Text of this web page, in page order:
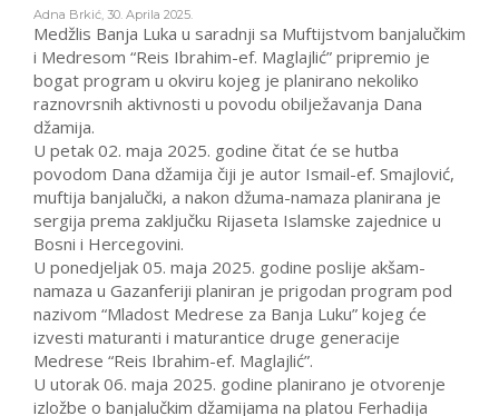
Adna Brkić 30. Aprila 2025.
Medžlis Banja Luka u saradnji sa Muftijstvom banjalučkim
i Medresom “Reis Ibrahim-ef. Maglajlić” pripremio je
bogat program u okviru kojeg je planirano nekoliko
raznovrsnih aktivnosti u povodu obilježavanja Dana
džamija.
U petak 02. maja 2025. godine čitat će se hutba
povodom Dana džamija čiji je autor Ismail-ef. Smajlović,
muftija banjalučki, a nakon džuma-namaza planirana je
sergija prema zaključku Rijaseta Islamske zajednice u
Bosni i Hercegovini.
U ponedjeljak 05. maja 2025. godine poslije akšam-
namaza u Gazanferiji planiran je prigodan program pod
nazivom “Mladost Medrese za Banja Luku” kojeg će
izvesti maturanti i maturantice druge generacije
Medrese “Reis Ibrahim-ef. Maglajlić”.
U utorak 06. maja 2025. godine planirano je otvorenje
izložbe o banjalučkim džamijama na platou Ferhadija